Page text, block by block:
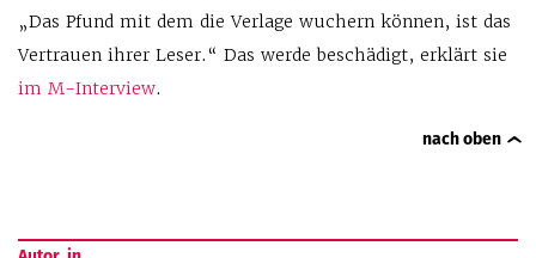
„Das Pfund mit dem die Verlage wuchern können, ist das
Vertrauen ihrer Leser.“ Das werde beschädigt, erklärt sie
im M-Interview.
nach oben